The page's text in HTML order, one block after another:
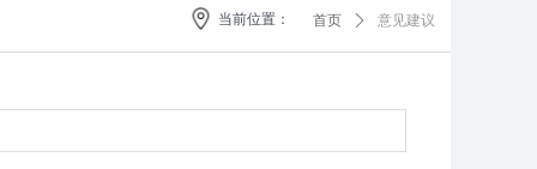
当前位置： 首页 ꄲ 意见建议